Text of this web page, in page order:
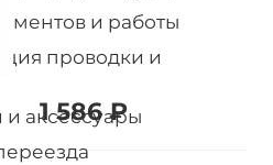
и работы
проводки и
аксессуары
1 586 ₽